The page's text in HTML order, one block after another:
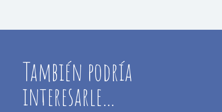
También podría
interesarle…